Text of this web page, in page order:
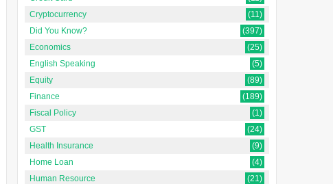
Cryptocurrency
(11)
Did You Know?
(397)
Economics
(25)
English Speaking
(5)
Equity
(89)
Finance
(189)
Fiscal Policy
(1)
GST
(24)
Health Insurance
(9)
Home Loan
(4)
Human Resource
(21)